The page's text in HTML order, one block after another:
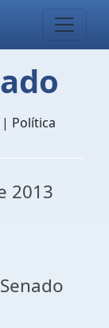
Política
2013